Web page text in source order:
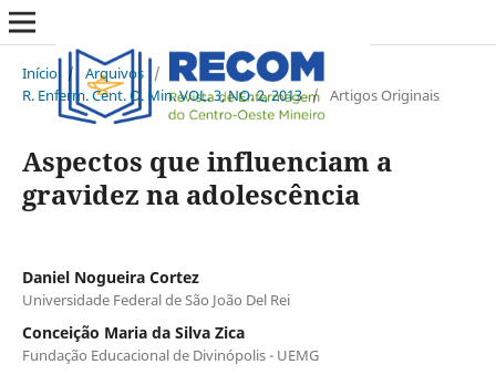
Início / Arquivos /
R. Enferm. Cent. O. Min. VOL. 3, NO. 2, 2013 / Artigos Originais
Aspectos que influenciam a
gravidez na adolescência
Daniel Nogueira Cortez
Universidade Federal de São João Del Rei
Conceição Maria da Silva Zica
Fundação Educacional de Divinópolis - UEMG